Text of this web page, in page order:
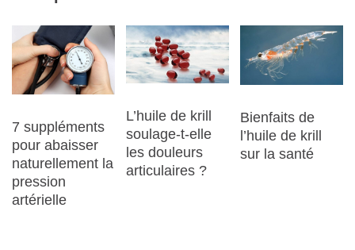
7 suppléments
pour abaisser
naturellement la
pression
artérielle
L’huile de krill
soulage-t-elle
les douleurs
articulaires ?
Bienfaits de
l’huile de krill
sur la santé